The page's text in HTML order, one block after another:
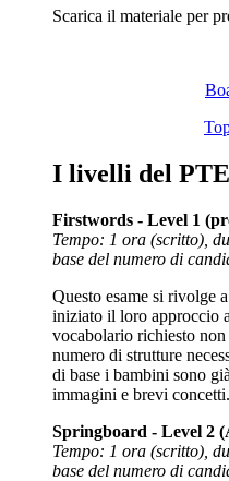
Scarica il materiale per
I livelli del
Firstwords - Level 1
Tempo: 1 ora (scritto),
base del numero di
Questo esame si rivolge
iniziato il loro approccio
vocabolario richiesto
numero di strutture
di base i bambini sono
immagini e brevi concetti.
Springboard - Level 2
Tempo: 1 ora (scritto),
base del numero di